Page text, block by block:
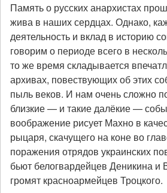
Память о русских анархистах
жива в наших сердцах. Однако,
деятельность и вклад в историю
говорим о периоде всего в
то же время складывается
архивах, повествующих об этих
пыль веков. И нам очень сложно
близкие — и такие далёкие —
воображение рисует Махно в
рыцаря, скачущего на коне во
поражения отрядов украинских
бьют белогвардейцев Деникина и
громят красноармейцев Троцкого.